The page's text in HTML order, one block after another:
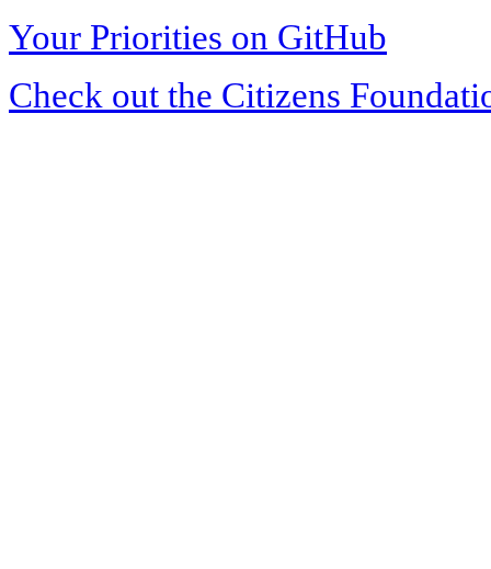
Your Priorities on GitHub
Check out the Citizens